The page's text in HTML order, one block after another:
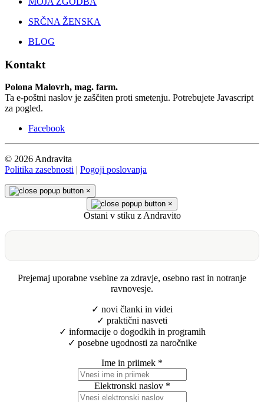
SRČNA ŽENSKA
BLOG
Kontakt
Polona Malovrh, mag. farm.
Ta e-poštni naslov je zaščiten proti smetenju. Potrebujete Javascript
za pogled.
Facebook
© 2026 Andravita
Politika zasebnosti | Pogoji poslovanja
×
×
Ostani v stiku z Andravito
Prejemaj uporabne vsebine za zdravje, osebno rast in notranje
ravnovesje.
✓ novi članki in videi
✓ praktični nasveti
✓ informacije o dogodkih in programih
✓ posebne ugodnosti za naročnike
Ime in priimek *
Elektronski naslov *